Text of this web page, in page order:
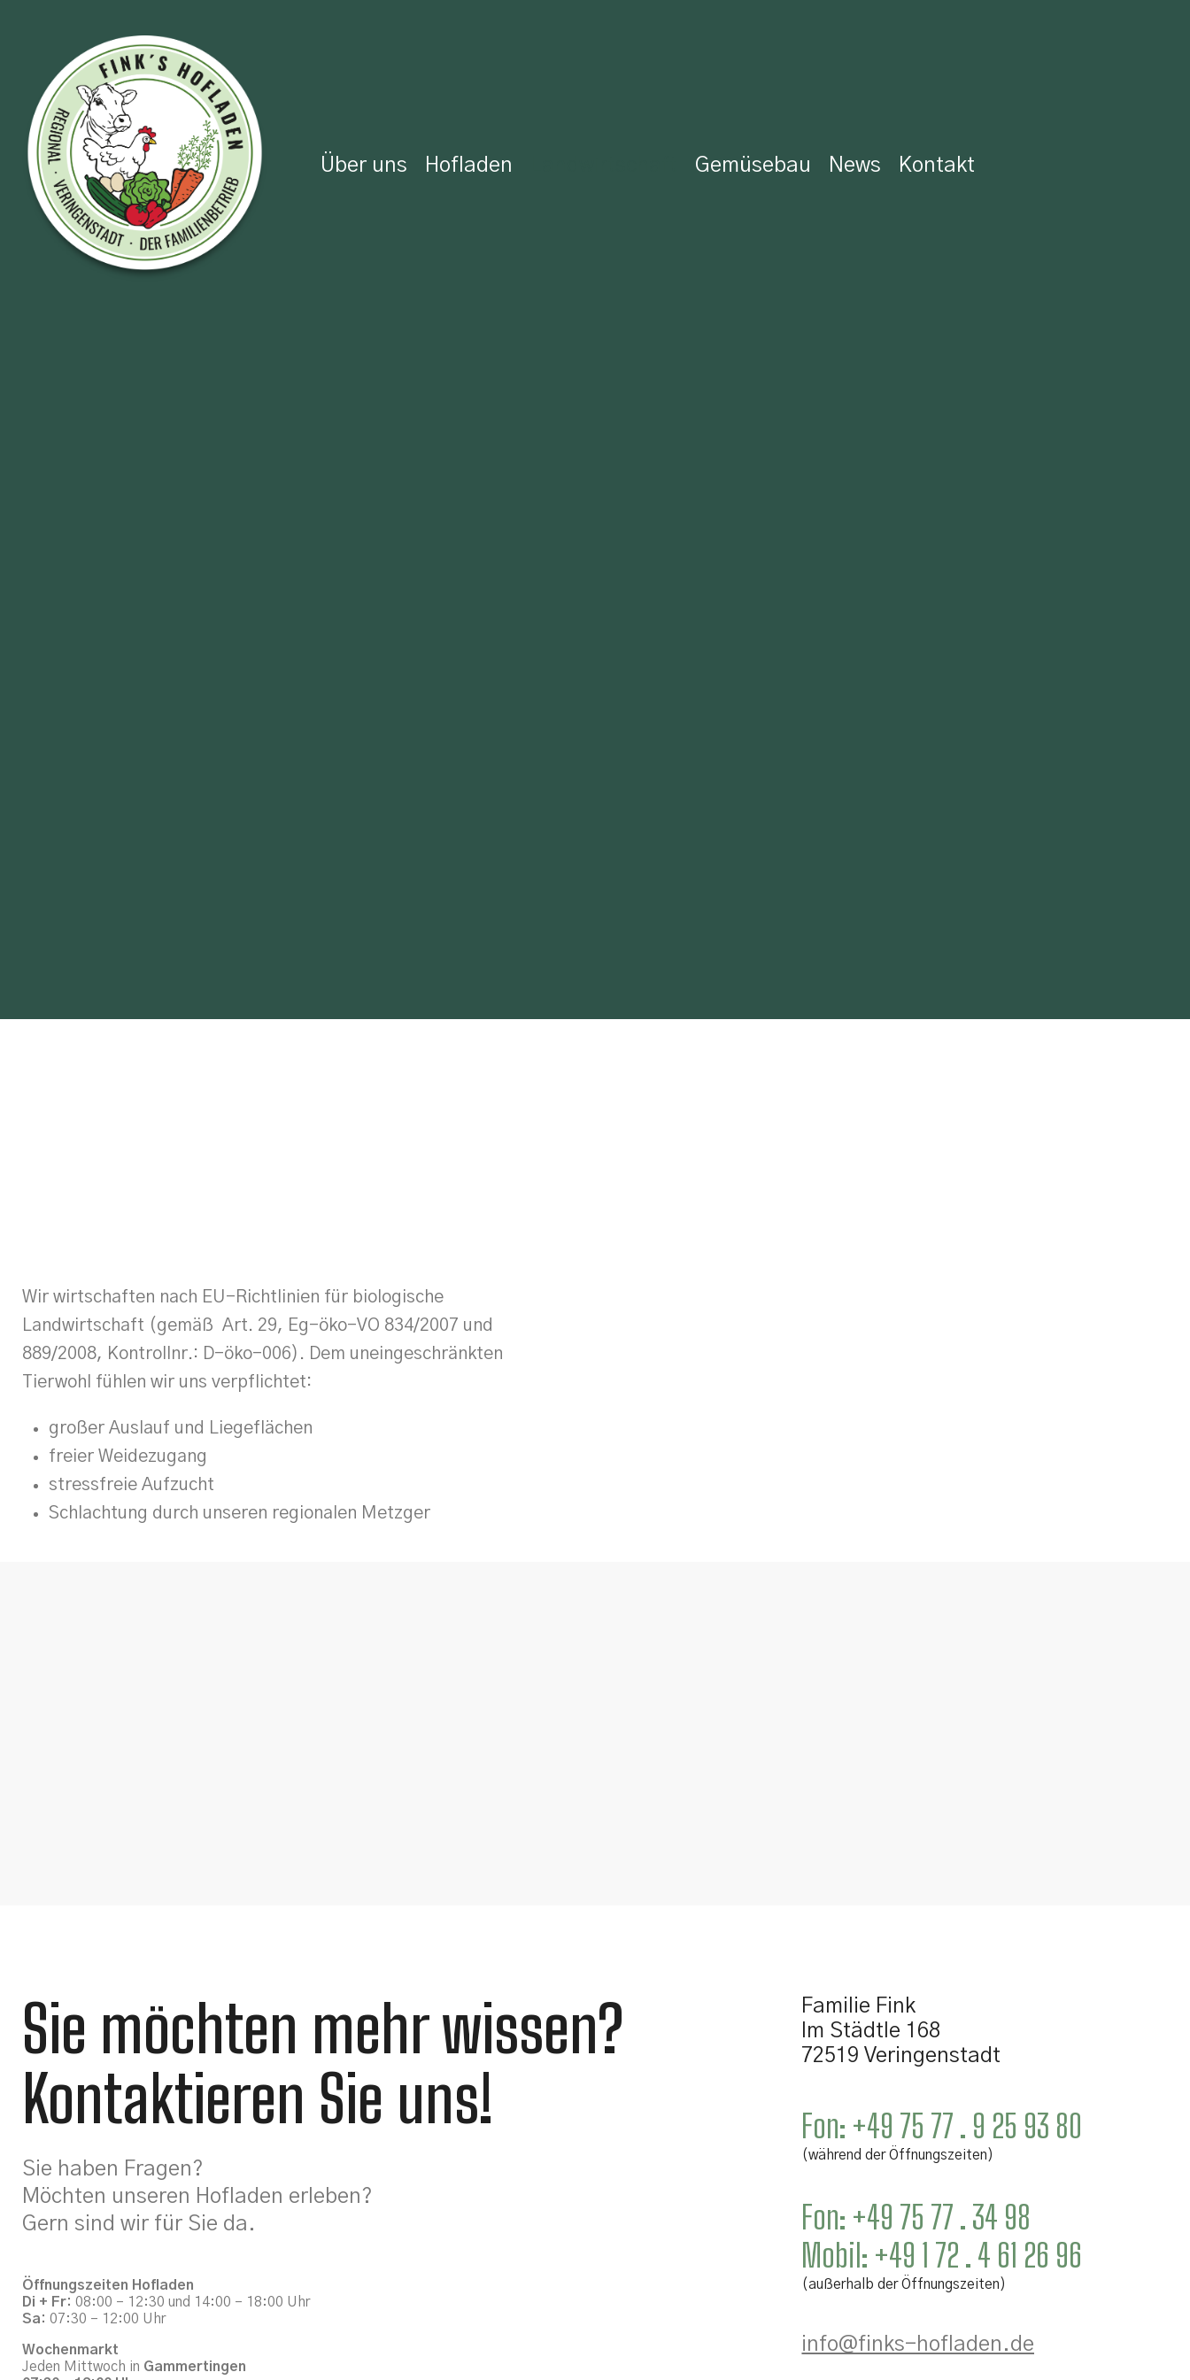
Über uns Hofladen Gemüsebau News Kontakt
Wir wirtschaften nach EU-Richtlinien für biologische
Landwirtschaft (gemäß Art. 29, Eg-öko-VO 834/2007 und
889/2008, Kontrollnr.: D-öko-006). Dem uneingeschränkten
Tierwohl fühlen wir uns verpflichtet:
großer Auslauf und Liegeflächen
freier Weidezugang
stressfreie Aufzucht
Schlachtung durch unseren regionalen Metzger
Sie möchten mehr wissen?
Kontaktieren Sie uns!
Sie haben Fragen?
Möchten unseren Hofladen erleben?
Gern sind wir für Sie da.
Öffnungszeiten Hofladen
Di + Fr: 08:00 – 12:30 und 14:00 – 18:00 Uhr
Sa: 07:30 – 12:00 Uhr
Wochenmarkt
Jeden Mittwoch in Gammertingen
Familie Fink
Im Städtle 168
72519 Veringenstadt
Fon: +49 75 77 . 9 25 93 80
(während der Öffnungszeiten)
Fon: +49 75 77 . 34 98
Mobil: +49 1 72 . 4 61 26 96
(außerhalb der Öffnungszeiten)
info@finks-hofladen.de